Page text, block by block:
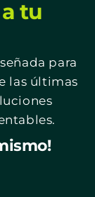
tu
para
las últimas